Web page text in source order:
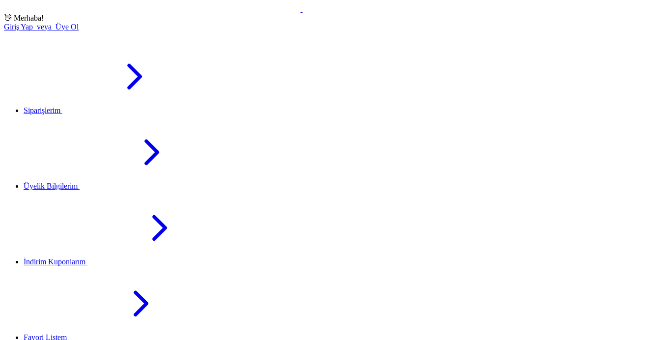
👋 Merhaba!
Giriş Yap veya Üye Ol
Siparişlerim
Üyelik Bilgilerim
İndirim Kuponlarım
Favori Listem